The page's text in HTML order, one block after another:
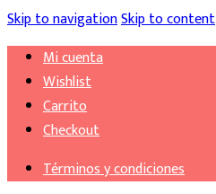
Skip to navigationSkip to content
Mi cuenta
Wishlist
Carrito
Checkout
Términos y condiciones